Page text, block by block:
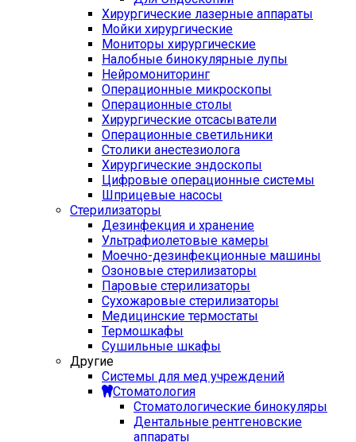
Хирургические лазерные аппараты
Мойки хирургические
Мониторы хирургические
Налобные бинокулярные лупы
Нейромониторинг
Операционные микроскопы
Операционные столы
Хирургические отсасыватели
Операционные светильники
Столики анестезиолога
Хирургические эндоскопы
Цифровые операционные системы
Шприцевые насосы
Стерилизаторы
Дезинфекция и хранение
Ультрафиолетовые камеры
Моечно-дезинфекционные машины
Озоновые стерилизаторы
Паровые стерилизаторы
Сухожаровые стерилизаторы
Медицинские термостаты
Термошкафы
Сушильные шкафы
Другие
Системы для мед учреждений
Стоматология
Стоматологические бинокуляры
Дентальные рентгеновские
аппараты